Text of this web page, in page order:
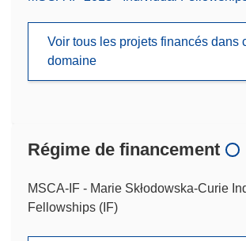
Voir tous les projets financés dans
domaine
Régime de financement
MSCA-IF - Marie Skłodowska-Curie
Fellowships (IF)